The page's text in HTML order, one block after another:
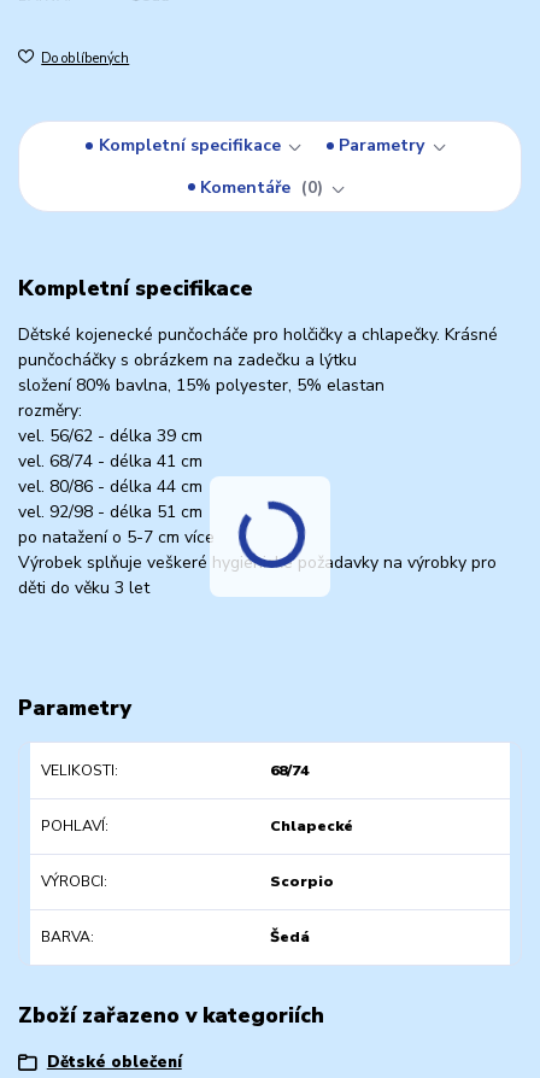
Do oblíbených
Kompletní specifikace
Parametry
Komentáře
0
Kompletní specifikace
Dětské kojenecké punčocháče pro holčičky a chlapečky. Krásné
punčocháčky s obrázkem na zadečku a lýtku
složení 80% bavlna, 15% polyester, 5% elastan
rozměry:
vel. 56/62 - délka 39 cm
vel. 68/74 - délka 41 cm
vel. 80/86 - délka 44 cm
vel. 92/98 - délka 51 cm
po natažení o 5-7 cm více
Výrobek splňuje veškeré hygienické požadavky na výrobky pro
děti do věku 3 let
Parametry
VELIKOSTI 68/74
POHLAVÍ Chlapecké
VÝROBCI Scorpio
BARVA Šedá
Zboží zařazeno v kategoriích
Dětské oblečení